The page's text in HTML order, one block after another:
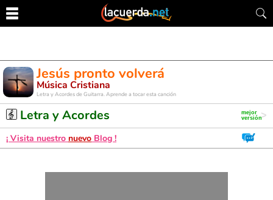
Jesús pronto volverá
Música Cristiana
Letra y Acordes de Guitarra. Aprende a tocar esta canción
Letra y Acordes
¡ Visita nuestro nuevo Blog !